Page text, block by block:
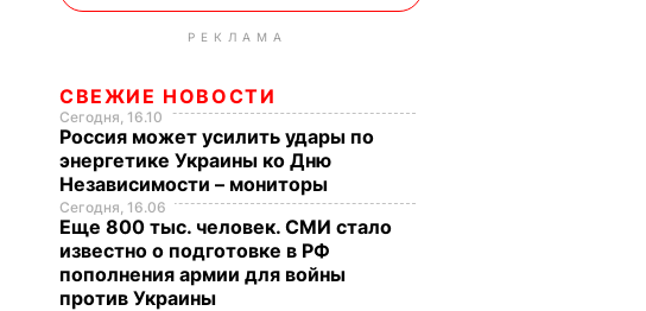
РЕКЛАМА
СВЕЖИЕ НОВОСТИ
Сегодня, 16.10
Россия может усилить удары по
энергетике Украины ко Дню
Независимости – мониторы
Сегодня, 16.06
Еще 800 тыс. человек. СМИ стало
известно о подготовке в РФ
пополнения армии для войны
против Украины